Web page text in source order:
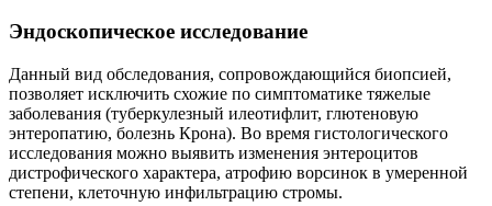
Эндоскопическое исследование
Данный вид обследования, сопровождающийся биопсией,
позволяет исключить схожие по симптоматике тяжелые
заболевания (туберкулезный илеотифлит, глютеновую
энтеропатию, болезнь Крона). Во время гистологического
исследования можно выявить изменения энтероцитов
дистрофического характера, атрофию ворсинок в умеренной
степени, клеточную инфильтрацию стромы.